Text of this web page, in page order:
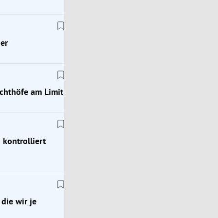
Mit 79 Jahren: Eishockey-Legende Puschnig
am Limit
kontrolliert
die wir je